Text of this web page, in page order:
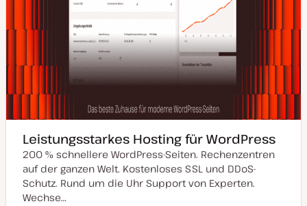
Leistungsstarkes Hosting für WordPress
200 % schnellere WordPress-Seiten. Rechenzentren
auf der ganzen Welt. Kostenloses SSL und DDoS-
Schutz. Rund um die Uhr Support von Experten.
Wechse…